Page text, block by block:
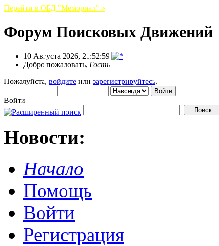
Перейти в ОБД "Мемориал" »
Форум Поисковых Движений
10 Августа 2026, 21:52:59
Добро пожаловать, Гость
Пожалуйста, войдите или зарегистрируйтесь.
Войти
Новости:
Начало
Помощь
Войти
Регистрация